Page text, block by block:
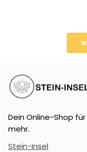
Dein Online-Shop
mehr.
Stein-Insel